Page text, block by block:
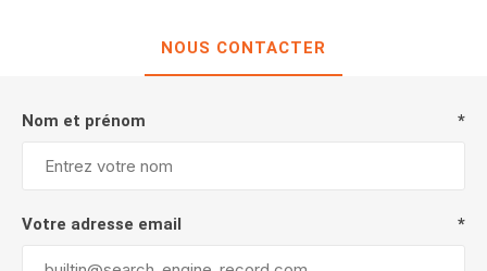
NOUS CONTACTER
Nom et prénom *
Votre adresse email *